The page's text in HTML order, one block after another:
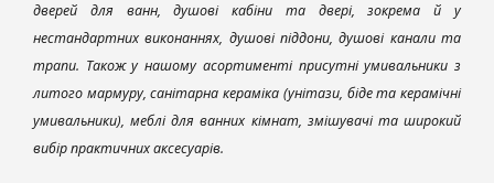
дверей для ванн, душові кабіни та двері, зокрема й у
нестандартних виконаннях, душові піддони, душові канали та
трапи. Також у нашому асортименті присутні умивальники з
литого мармуру, санітарна кераміка (унітази, біде та керамічні
умивальники), меблі для ванних кімнат, змішувачі та широкий
вибір практичних аксесуарів.